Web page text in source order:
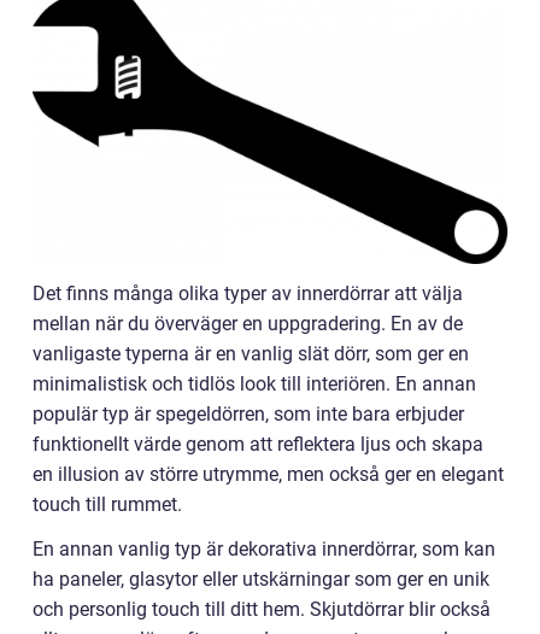
Det finns många olika typer av innerdörrar att välja
mellan när du överväger en uppgradering. En av de
vanligaste typerna är en vanlig slät dörr, som ger en
minimalistisk och tidlös look till interiören. En annan
populär typ är spegeldörren, som inte bara erbjuder
funktionellt värde genom att reflektera ljus och skapa
en illusion av större utrymme, men också ger en elegant
touch till rummet.
En annan vanlig typ är dekorativa innerdörrar, som kan
ha paneler, glasytor eller utskärningar som ger en unik
och personlig touch till ditt hem. Skjutdörrar blir också